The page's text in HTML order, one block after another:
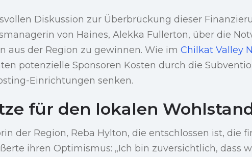
Diskussion zur Überbrückung dieser
von Haines, Alekka Fullerton, über die
aus der Region zu gewinnen. Wie im Chilkat Valley
potenzielle Sponsoren Kosten durch die
Einrichtungen senken.
für den lokalen
der Region, Reba Hylton, die entschlossen ist, die
ihren Optimismus: „Ich bin zuversichtlich, dass